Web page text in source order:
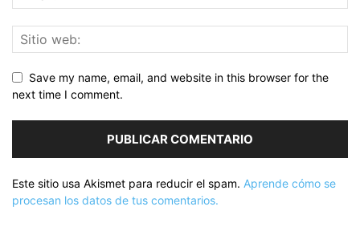
Save my name, email, and website in this browser for the
next time I comment.
Este sitio usa Akismet para reducir el spam. Aprende cómo se
procesan los datos de tus comentarios.